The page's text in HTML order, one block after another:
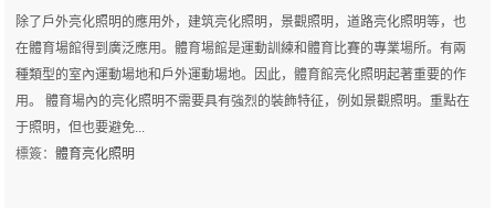
除了戶外亮化照明的應用外，建筑亮化照明，景觀照明，道路亮化照明等，也
在體育場館得到廣泛應用。體育場館是運動訓練和體育比賽的專業場所。有兩
種類型的室內運動場地和戶外運動場地。因此，體育館亮化照明起著重要的作
用。 體育場內的亮化照明不需要具有強烈的裝飾特征，例如景觀照明。重點在
于照明，但也要避免...
標簽：體育亮化照明